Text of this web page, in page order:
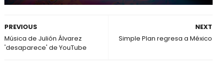
NEXT
Simple Plan regresa a México
PREVIOUS
Música de Julión Álvarez
'desaparece' de YouTube